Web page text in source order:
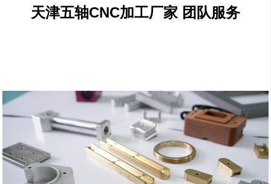
天津五轴CNC加工厂家 团队服务